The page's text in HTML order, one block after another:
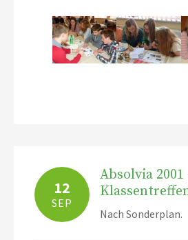
12
SEP
Absolvia 2001
Nach Sonderplan.